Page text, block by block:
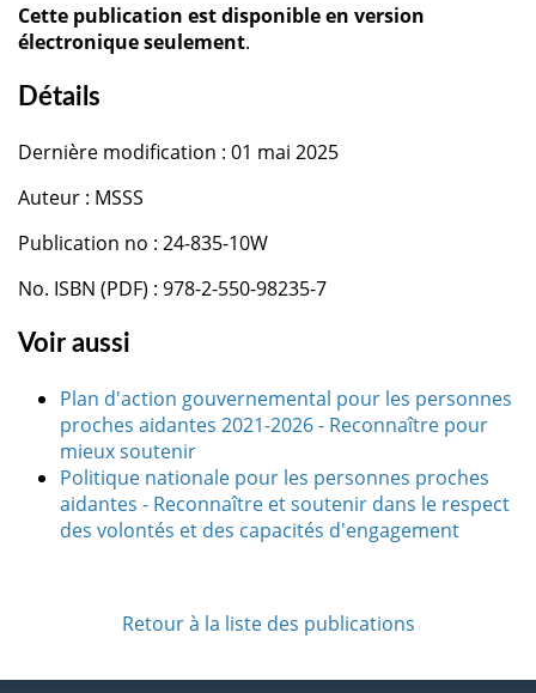
Cette publication est disponible en version
électronique seulement.
Détails
Dernière modification : 01 mai 2025
Auteur : MSSS
Publication no : 24-835-10W
No. ISBN (PDF) : 978-2-550-98235-7
Voir aussi
Plan d'action gouvernemental pour les personnes
proches aidantes 2021-2026 - Reconnaître pour
mieux soutenir
Politique nationale pour les personnes proches
aidantes - Reconnaître et soutenir dans le respect
des volontés et des capacités d'engagement
Retour à la liste des publications